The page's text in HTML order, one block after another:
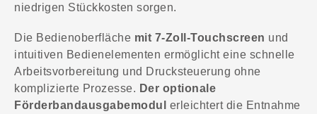
niedrigen Stückkosten sorgen.
Die Bedienoberfläche mit 7-Zoll-Touchscreen und
intuitiven Bedienelementen ermöglicht eine schnelle
Arbeitsvorbereitung und Drucksteuerung ohne
komplizierte Prozesse. Der optionale
Förderbandausgabemodul
erleichtert die Entnahme